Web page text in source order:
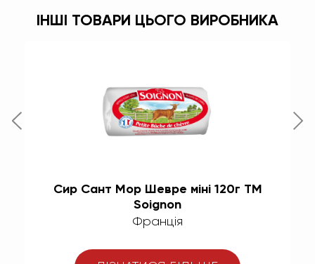
ІНШІ ТОВАРИ ЦЬОГО ВИРОБНИКА
Сир Сант Мор Шевре міні 120г ТМ
Soignon
Франція